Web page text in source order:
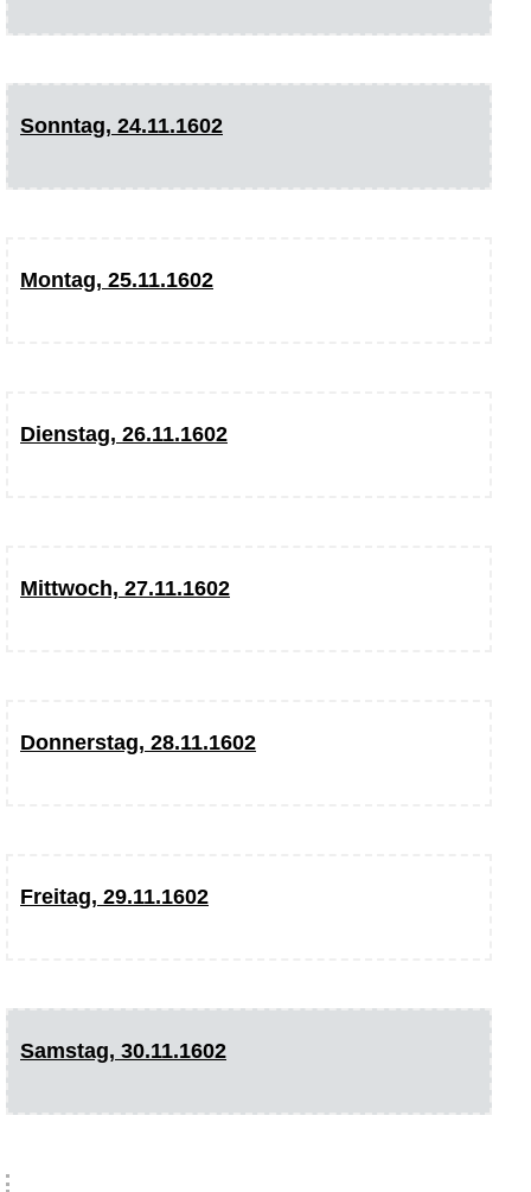
Sonntag, 24.11.1602
Montag, 25.11.1602
Dienstag, 26.11.1602
Mittwoch, 27.11.1602
Donnerstag, 28.11.1602
Freitag, 29.11.1602
Samstag, 30.11.1602